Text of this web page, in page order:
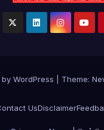
WordPress Theme:
UsDisclaimer